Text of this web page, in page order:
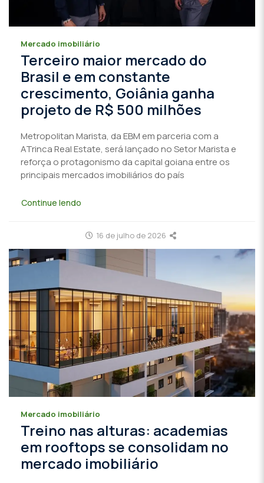
Mercado imobiliário
Terceiro maior mercado do
Brasil e em constante
crescimento, Goiânia ganha
projeto de R$ 500 milhões
Metropolitan Marista, da EBM em parceria com a
ATrinca Real Estate, será lançado no Setor Marista e
reforça o protagonismo da capital goiana entre os
principais mercados imobiliários do país
Continue lendo
16 de julho de 2026
Mercado imobiliário
Treino nas alturas: academias
em rooftops se consolidam no
mercado imobiliário